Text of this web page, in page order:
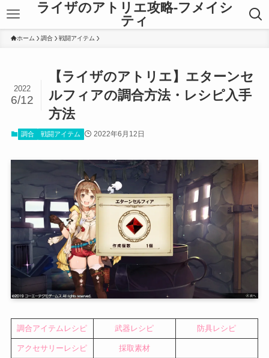
ライザのアトリエ攻略-フメイシ
ティ
ホーム 調合 戦闘アイテム
【ライザのアトリエ】エターンセ
ルフィアの調合方法・レシピ入手
方法
2022
6/12
調合 戦闘アイテム 2022年6月12日
調合アイテムレシピ 武器レシピ 防具レシピ
アクセサリーレシピ 採取素材